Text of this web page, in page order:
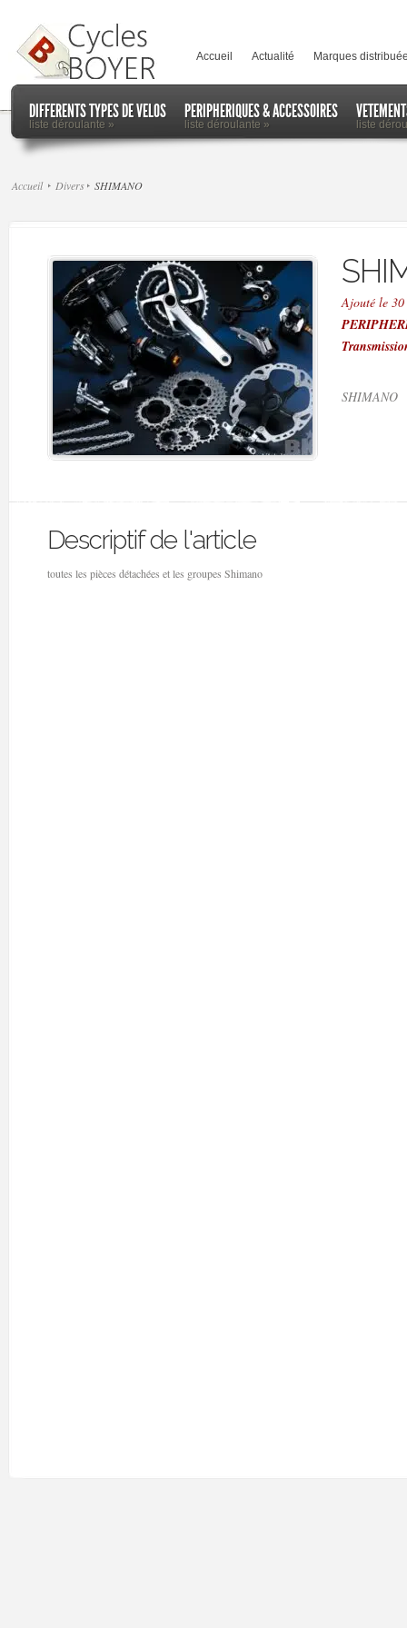
Accueil Actualité Marques
DIFFERENTS TYPES DE VELOS
liste déroulante »
PERIPHERIQUES & ACCESSOIRES
liste déroulante » liste
Accueil Divers SHIMANO
Ajouté le
SHIMANO
Descriptif de l'article
toutes les pièces détachées et les groupes Shimano